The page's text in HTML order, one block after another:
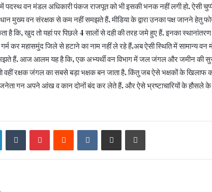
पदस्थ वन मंडल अधिकारी पंकज राजपूत को भी इसकी भनक नहीं लगी हो. ऐसी
मुख्य वन संरक्षक से कम नहीं समझते हैं. मीडिया के द्वारा उनका पक्ष जानने हेतु
है कि, खुद तो यहां पर पिछले 4 सालों से दही की तरह जमे हुए हैं. इनका
कर महासमुंद जिले से हटाने का नाम नहीं ले रहे हैं.अब ऐसी स्थिति में सामान्य
हैं. आज आलम यह है कि, एक अभ्यर्थी वन विभाग में जल जंगल और जमीन की
रक्षक जंगल का सबसे बड़ा भक्षक बन जाता है. किंतु जब ऐसे भक्षकों के खिलाफ
गन अपने आंख व कान दोनों बंद कर लेते हैं. और ऐसे भ्रष्टाचारियों के हौसले के
LinkedIn VKontakte